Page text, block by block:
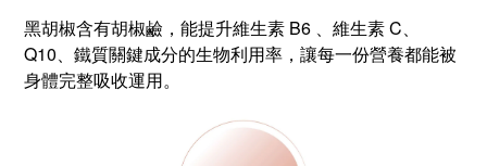
黑胡椒含有胡椒鹼，能提升維生素 B6 、維生素 C、
Q10、鐵質關鍵成分的生物利用率，讓每一份營養都能被
身體完整吸收運用。